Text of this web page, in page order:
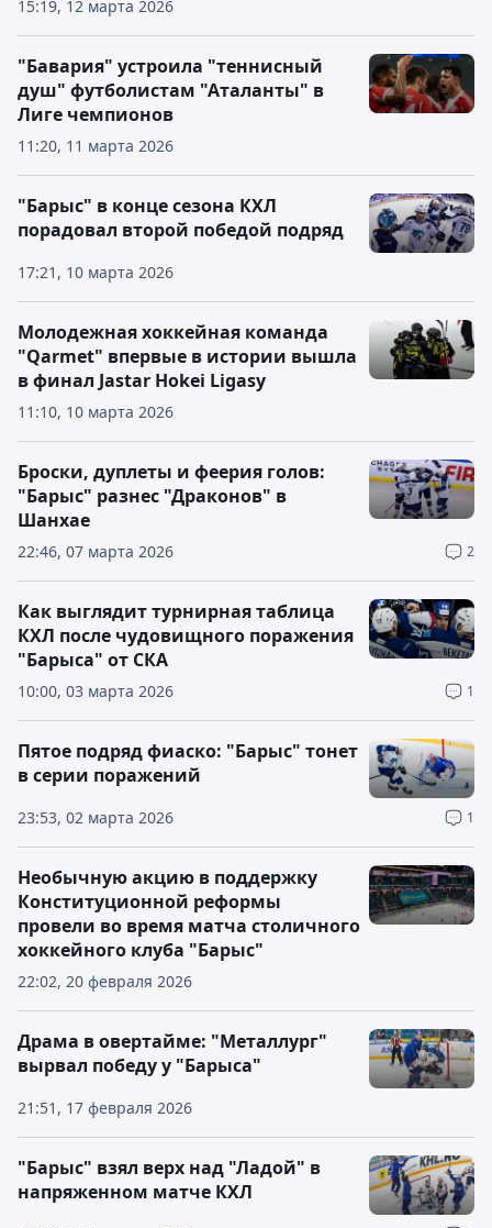
15:19, 12 марта 2026
11:20, 11 марта 2026
"Бавария" устроила "теннисный
душ" футболистам "Аталанты" в
Лиге чемпионов
17:21, 10 марта 2026
"Барыс" в конце сезона КХЛ
порадовал второй победой подряд
11:10, 10 марта 2026
Молодежная хоккейная команда
"Qarmet" впервые в истории вышла
в финал Jastar Hokei Ligasy
22:46, 07 марта 2026 2
Броски, дуплеты и феерия голов:
"Барыс" разнес "Драконов" в
Шанхае
10:00, 03 марта 2026 1
Как выглядит турнирная таблица
КХЛ после чудовищного поражения
"Барыса" от СКА
23:53, 02 марта 2026 1
Пятое подряд фиаско: "Барыс" тонет
в серии поражений
22:02, 20 февраля 2026
Необычную акцию в поддержку
Конституционной реформы
провели во время матча столичного
хоккейного клуба "Барыс"
21:51, 17 февраля 2026
Драма в овертайме: "Металлург"
вырвал победу у "Барыса"
"Барыс" взял верх над "Ладой" в
напряженном матче КХЛ